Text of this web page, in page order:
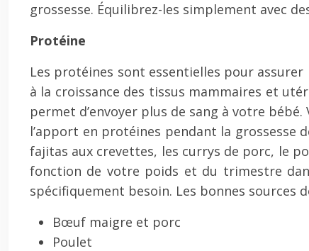
grossesse. Équilibrez-les simplement avec
Protéine
Les protéines sont essentielles pour
à la croissance des tissus mammaires et
permet d’envoyer plus de sang à votre
l’apport en protéines pendant la grossesse
fajitas aux crevettes, les currys de porc, le
fonction de votre poids et du trimestre
spécifiquement besoin. Les bonnes sources
Bœuf maigre et porc
Poulet